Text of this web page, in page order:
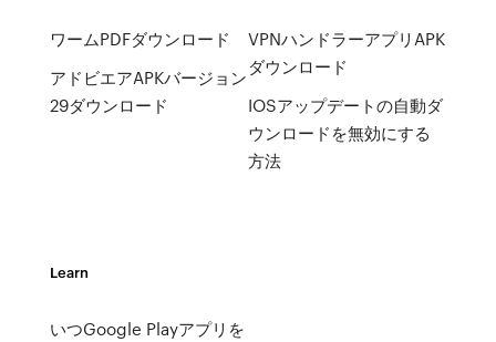
ワームPDFダウンロード
アドビエアAPKバージョン
29ダウンロード
VPNハンドラーアプリAPK
ダウンロード
IOSアップデートの自動ダ
ウンロードを無効にする
方法
Learn
いつGoogle Playアプリを